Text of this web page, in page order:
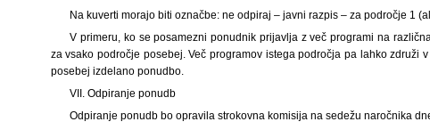
Na kuverti morajo biti označbe: ne odpiraj – javni razpis – za področje 1
V primeru, ko se posamezni ponudnik prijavlja z več programi na
za vsako področje posebej. Več programov istega področja pa lahko združi
posebej izdelano ponudbo.
VII. Odpiranje ponudb
Odpiranje ponudb bo opravila strokovna komisija na sedežu naročnika